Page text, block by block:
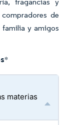
de
familia y amigos
*
materias